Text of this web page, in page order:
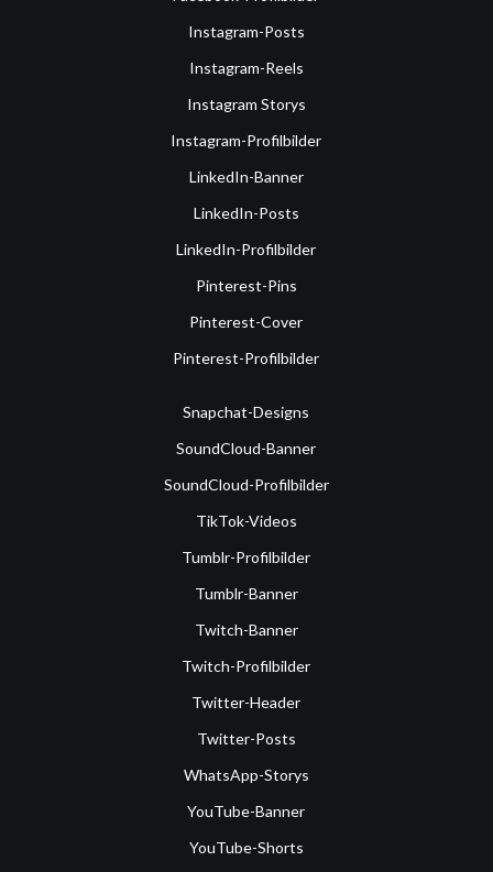
Instagram-Posts
Instagram-Reels
Instagram Storys
Instagram-Profilbilder
LinkedIn-Banner
LinkedIn-Posts
LinkedIn-Profilbilder
Pinterest-Pins
Pinterest-Cover
Pinterest-Profilbilder
Snapchat-Designs
SoundCloud-Banner
SoundCloud-Profilbilder
TikTok-Videos
Tumblr-Profilbilder
Tumblr-Banner
Twitch-Banner
Twitch-Profilbilder
Twitter-Header
Twitter-Posts
WhatsApp-Storys
YouTube-Banner
YouTube-Shorts